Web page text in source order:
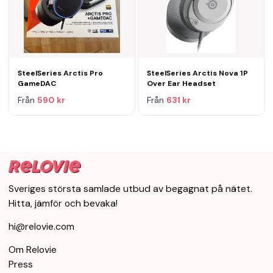
SteelSeries Arctis Pro
GameDAC
Från 590 kr
SteelSeries Arctis Nova 1P
Over Ear Headset
Från 631 kr
Sveriges största samlade utbud av begagnat på nätet.
Hitta, jämför och bevaka!
hi@relovie.com
Om Relovie
Press